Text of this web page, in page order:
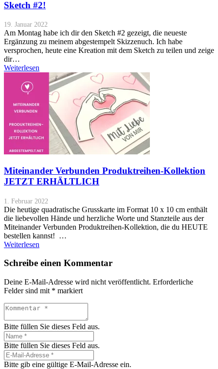
Sketch #2!
19. Januar 2022
Am Montag habe ich dir den Sketch #2 gezeigt, die neueste
Ergänzung zu meinem abgestempelt Skizzenuch. Ich habe
versprochen, heute eine Kreation mit dem Sketch zu teilen und zeige
dir…
Weiterlesen
Miteinander Verbunden Produktreihen-Kollektion
JETZT ERHÄLTLICH
1. Februar 2022
Die heutige quadratische Grusskarte im Format 10 x 10 cm enthält
die liebevollen Hände und herzliche Worte und Stanzteile aus der
Miteinander Verbunden Produktreihen-Kollektion, die du HEUTE
bestellen kannst! …
Weiterlesen
Schreibe einen Kommentar
Deine E-Mail-Adresse wird nicht veröffentlicht. Erforderliche
Felder sind mit * markiert
Bitte füllen Sie dieses Feld aus.
Bitte füllen Sie dieses Feld aus.
Bitte gib eine gültige E-Mail-Adresse ein.